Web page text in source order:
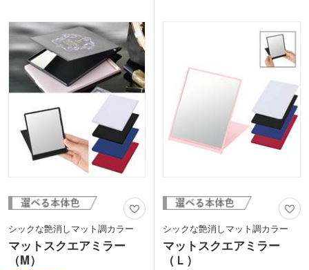
の購入特典キャンペーングッズや、キャ
ラクター・アーティストグッズ制作にい
かがでしょうか。
なやわらかなデザインで、インパクトあ
るオリジナルミラーを作成することがで
シックな艶消しマット調カラー
マットスクエアミラー
（M）
シックな艶消しマット調カラー
マットスクエアミラー
（Ｌ）